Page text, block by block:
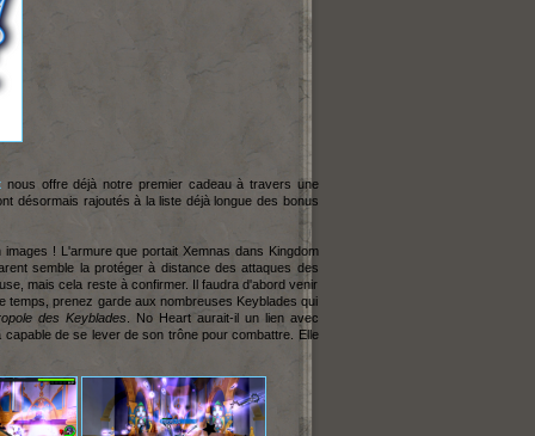
nous offre déjà notre premier cadeau à travers une
désormais rajoutés à la liste déjà longue des bonus
images ! L'armure que portait Xemnas dans Kingdom
semble la protéger à distance des attaques des
mais cela reste à confirmer. Il faudra d'abord venir
prenez garde aux nombreuses Keyblades qui
des Keyblades . No Heart aurait-il un lien avec
de se lever de son trône pour combattre. Elle